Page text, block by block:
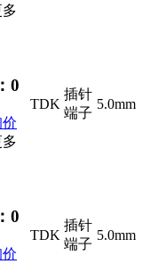
0
TDK
插针
端子
5.0mm
0
TDK
插针
端子
5.0mm